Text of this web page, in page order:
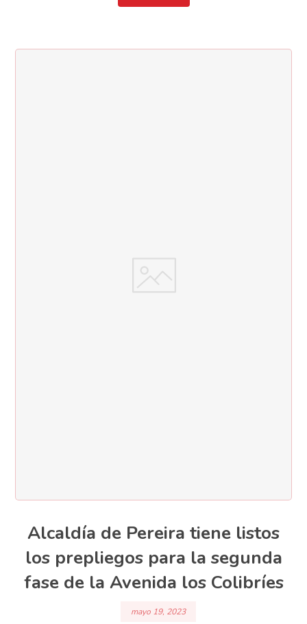
Alcaldía de Pereira tiene listos
los prepliegos para la segunda
fase de la Avenida los Colibríes
mayo 19, 2023